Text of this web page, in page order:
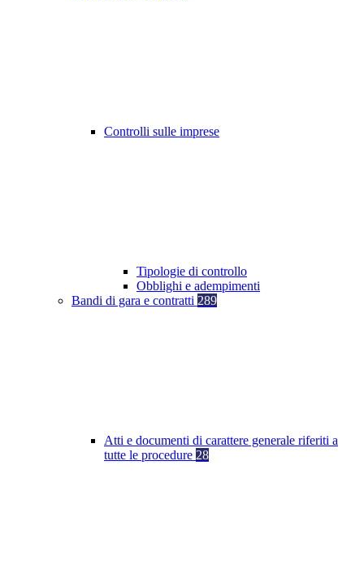
Controlli sulle imprese
Tipologie di controllo
Obblighi e adempimenti
Bandi di gara e contratti 289
Atti e documenti di carattere generale riferiti a
tutte le procedure 28